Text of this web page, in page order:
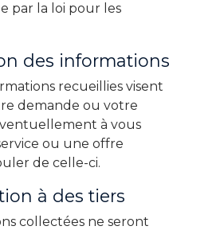
par la loi pour les
des informations
recueillies visent
demande ou votre
à vous
ou une offre
de celle-ci.
à des tiers
collectées ne seront